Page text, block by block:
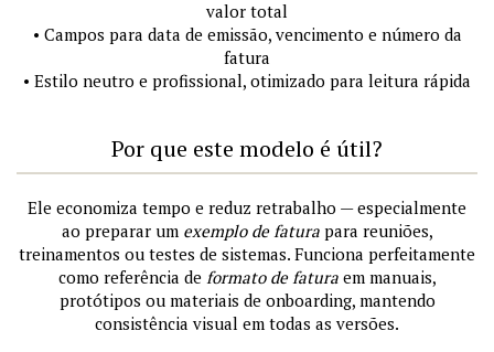
valor total
• Campos para data de emissão, vencimento e número da
fatura
• Estilo neutro e profissional, otimizado para leitura rápida
Por que este modelo é útil?
Ele economiza tempo e reduz retrabalho — especialmente
ao preparar um exemplo de faturapara reuniões,
treinamentos ou testes de sistemas. Funciona perfeitamente
como referência de formato de faturaem manuais,
protótipos ou materiais de onboarding, mantendo
consistência visual em todas as versões.